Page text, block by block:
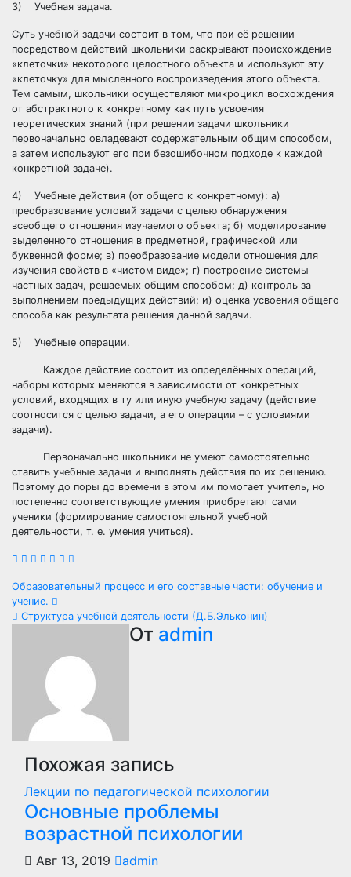
3) Учебная задача.
Суть учебной задачи состоит в том, что при её решении
посредством действий школьники раскрывают происхождение
«клеточки» некоторого целостного объекта и используют эту
«клеточку» для мысленного воспроизведения этого объекта.
Тем самым, школьники осуществляют микроцикл восхождения
от абстрактного к конкретному как путь усвоения
теоретических знаний (при решении задачи школьники
первоначально овладевают содержательным общим способом,
а затем используют его при безошибочном подходе к каждой
конкретной задаче).
4) Учебные действия (от общего к конкретному): а)
преобразование условий задачи с целью обнаружения
всеобщего отношения изучаемого объекта; б) моделирование
выделенного отношения в предметной, графической или
буквенной форме; в) преобразование модели отношения для
изучения свойств в «чистом виде»; г) построение системы
частных задач, решаемых общим способом; д) контроль за
выполнением предыдущих действий; и) оценка усвоения общего
способа как результата решения данной задачи.
5) Учебные операции.
Каждое действие состоит из определённых операций,
наборы которых меняются в зависимости от конкретных
условий, входящих в ту или иную учебную задачу (действие
соотносится с целью задачи, а его операции – с условиями
задачи).
Первоначально школьники не умеют самостоятельно
ставить учебные задачи и выполнять действия по их решению.
Поэтому до поры до времени в этом им помогает учитель, но
постепенно соответствующие умения приобретают сами
ученики (формирование самостоятельной учебной
деятельности, т. е. умения учиться).
Навигация
по
записям
Образовательный процесс и его составные части: обучение и
учение.
Структура учебной деятельности (Д.Б.Эльконин)
От admin
Похожая запись
Лекции по педагогической психологии
Основные проблемы
возрастной психологии
Авг 13, 2019
admin